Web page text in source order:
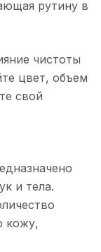
рутину в
чистоты
цвет, объем
свой
и тела.
кожу,